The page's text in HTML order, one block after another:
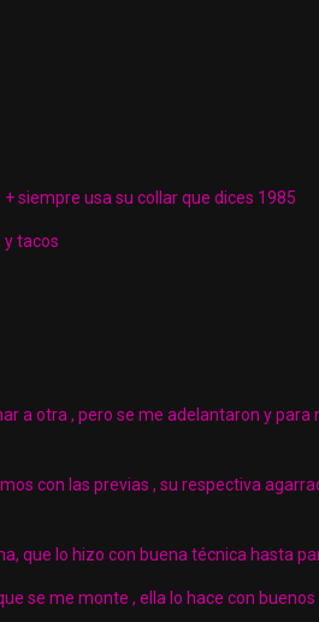
siempre usa su collar que dices 1985
y tacos
a otra , pero se me adelantaron y
con las previas , su respectiva
que lo hizo con buena técnica hasta
se me monte , ella lo hace con